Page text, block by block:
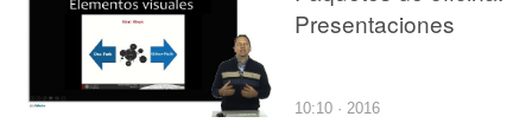
Presentaciones
10:10 · 2016